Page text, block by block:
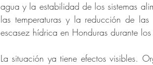
agua y la estabilidad de los sistemas
las temperaturas y la reducción de
escasez hídrica en Honduras durante
La situación ya tiene efectos visibles.